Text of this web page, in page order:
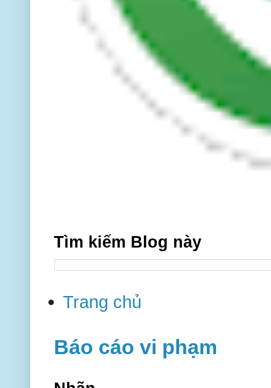
Tìm kiếm Blog này
Trang chủ
Báo cáo vi phạm